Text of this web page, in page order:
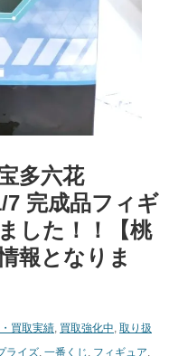
多六花
7 完成品フィギ
した！！【桃
報となりま
買取実績, 買取強化中, 取り扱
ライズ, 一番くじ , フィギュア,